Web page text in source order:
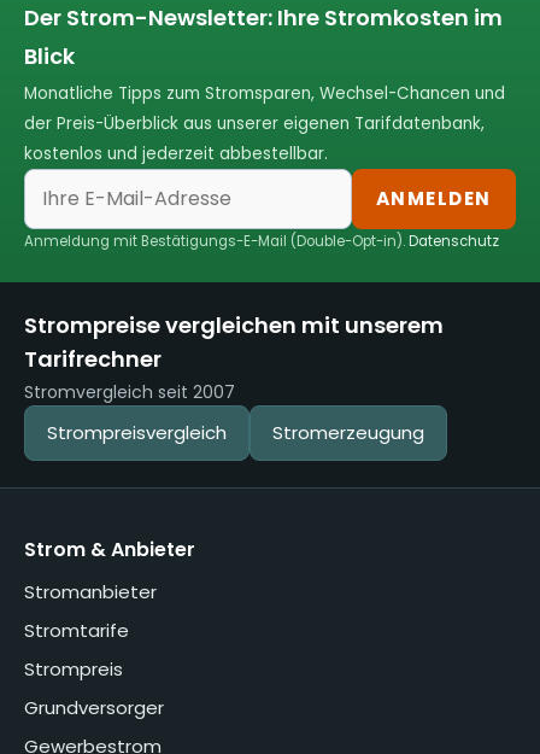
Der Strom-Newsletter: Ihre Stromkosten im
Blick
Monatliche Tipps zum Stromsparen, Wechsel-Chancen und
der Preis-Überblick aus unserer eigenen Tarifdatenbank,
kostenlos und jederzeit abbestellbar.
ANMELDEN
Anmeldung mit Bestätigungs-E-Mail (Double-Opt-in).Datenschutz
Strompreise vergleichen mit unserem
Tarifrechner
Stromvergleich seit 2007
Strompreisvergleich Stromerzeugung
Strom & Anbieter
Stromanbieter
Stromtarife
Strompreis
Grundversorger
Gewerbestrom